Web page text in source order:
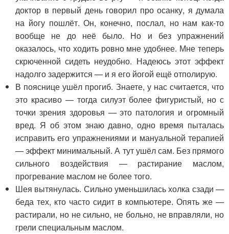
доктор в первый день говорил про осанку, я думала
на йогу пошлёт. Он, конечно, послал, но нам как-то
вообще не до неё было. Но и без упражнений
оказалось, что ходить ровно мне удобнее. Мне теперь
скрюченной сидеть неудобно. Надеюсь этот эффект
надолго задержится — и я его йогой ещё отполирую.
В пояснице ушёл прогиб. Знаете, у нас считается, что
это красиво — тогда силуэт более фигуристый, но с
точки зрения здоровья — это патология и огромный
вред. Я об этом знаю давно, одно время пыталась
исправить его упражнениями и мануальной терапией
— эффект минимальный. А тут ушёл сам. Без прямого
сильного воздействия — растирание маслом,
прогревание маслом не более того.
Шея вытянулась. Сильно уменьшилась холка сзади —
беда тех, кто часто сидит в компьютере. Опять же —
растирали, но не сильно, не больно, не вправляли, но
грели специальным маслом.